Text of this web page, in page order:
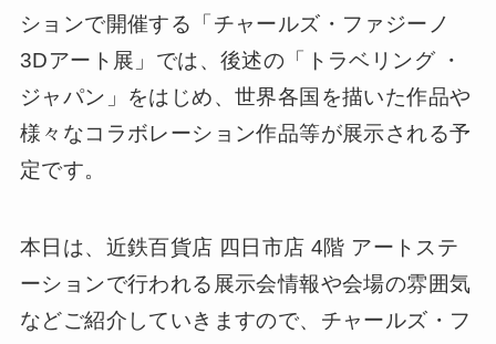
ションで開催する「チャールズ・ファジーノ
3Dアート展」では、後述の「トラベリング ・
ジャパン」をはじめ、世界各国を描いた作品や
様々なコラボレーション作品等が展示される予
定です。
本日は、近鉄百貨店 四日市店 4階 アートステ
ーションで行われる展示会情報や会場の雰囲気
などご紹介していきますので、チャールズ・フ